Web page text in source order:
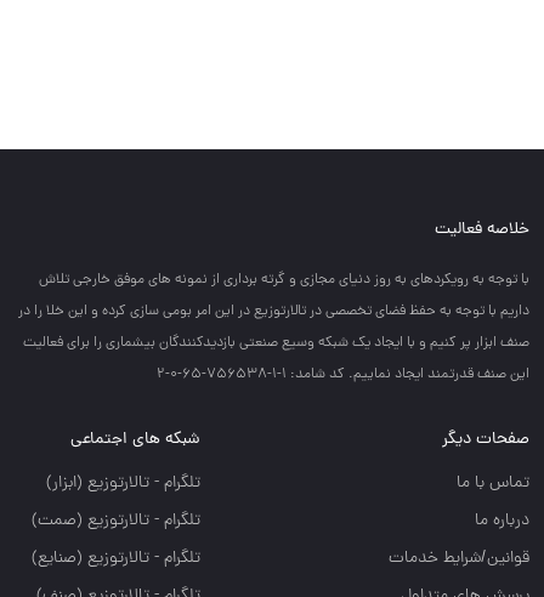
خلاصه فعالیت
با توجه به رويكردهاي به روز دنياي مجازي و گرته برداري از نمونه هاي موفق خارجي تلاش
داريم با توجه به حفظ فضاي تخصصي در تالارتوزيع در اين امر بومي سازي كرده و اين خلا را در
صنف ابزار پر كنيم و با ايجاد يك شبكه وسيع صنعتي بازديدكنندگان بيشماري را براي فعاليت
اين صنف قدرتمند ايجاد نماييم. کد شامد: 1-1-756538-65-0-2
صفحات دیگر
تماس با ما
درباره ما
قوانین/شرایط خدمات
شبکه های اجتماعی
تلگرام - تالارتوزيع (ابزار)
تلگرام - تالارتوزيع (صمت)
تلگرام - تالارتوزيع (صنايع)